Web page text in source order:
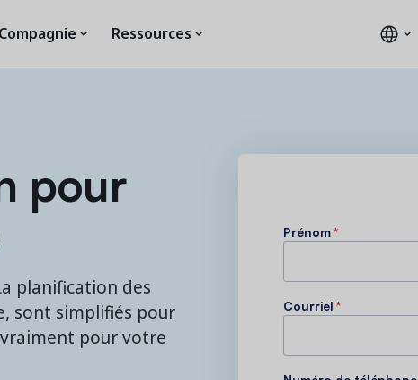
Compagnie Ressources
pour
planification des
sont simplifiés pour
pour votre
Prénom*
Courriel*